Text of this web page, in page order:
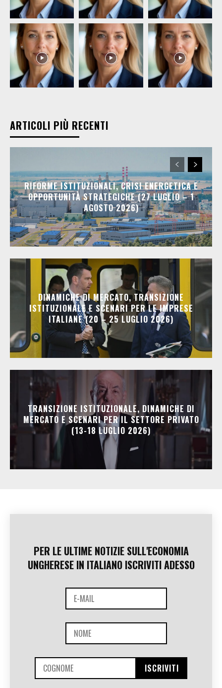
ARTICOLI PIÙ RECENTI
RIFORME ISTITUZIONALI, CRISI ENERGETICA E
OPPORTUNITÀ STRATEGICHE (27 LUGLIO – 1
AGOSTO 2026)
DINAMICHE DI MERCATO, TRANSIZIONE
ISTITUZIONALE E SCENARI PER LE IMPRESE
ITALIANE (20 – 25 LUGLIO 2026)
TRANSIZIONE ISTITUZIONALE, DINAMICHE DI
MERCATO E SCENARI PER IL SETTORE PRIVATO
(13-18 LUGLIO 2026)
PER LE ULTIME NOTIZIE SULL'ECONOMIA
UNGHERESE IN ITALIANO ISCRIVITI ADESSO